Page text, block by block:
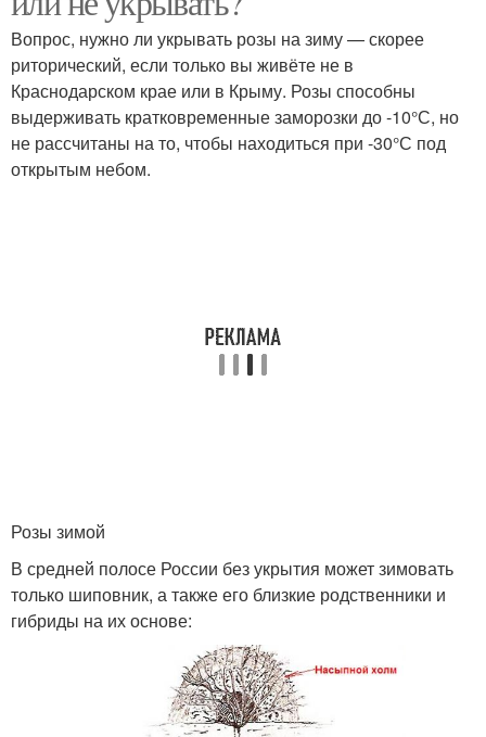
Розы к укрытию Укрытия для роз
Вопрос, нужно ли укрывать розы на зиму — скорее
риторический, если только вы живёте не в
Краснодарском крае или в Крыму. Розы способны
выдерживать кратковременные заморозки до -10°С, но
не рассчитаны на то, чтобы находиться при -30°С под
открытым небом.
Розы зимой
В средней полосе России без укрытия может зимовать
только шиповник, а также его близкие родственники и
гибриды на их основе: